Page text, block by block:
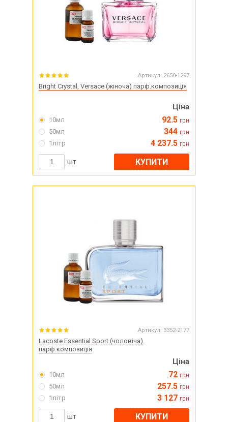
Артикул: 2650-1297
Bright Crystal, Versace (жіноча) парф.композиція
Ціна
10мл 92.5 грн
50мл 344 грн
1літр 4 237.5 грн
шт КУПИТИ
Артикул: 3352-2177
Lacoste Essential Sport (чоловіча)
парф.композиція
Ціна
10мл 72 грн
50мл 257.5 грн
1літр 3 127 грн
шт КУПИТИ